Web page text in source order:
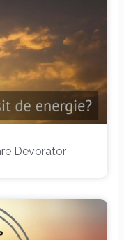
Devorator